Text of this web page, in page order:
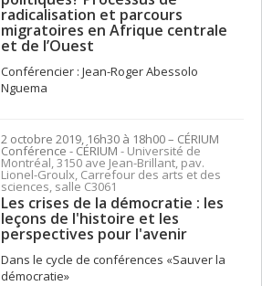
radicalisation et parcours
migratoires en Afrique centrale
et de l’Ouest
Conférencier : Jean-Roger Abessolo
Nguema
2 octobre 2019, 16h30 à 18h00– CÉRIUM
Conférence- CÉRIUM- Université de
Montréal, 3150 ave Jean-Brillant, pav.
Lionel-Groulx, Carrefour des arts et des
sciences, salle C3061
Les crises de la démocratie : les
leçons de l'histoire et les
perspectives pour l'avenir
Dans le cycle de conférences «Sauver la
démocratie»